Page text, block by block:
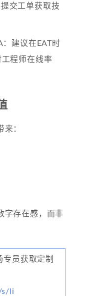
交工单获取技
建议在EAT时
程师在线率
：
字存在感，而非
专员获取定制
s/li